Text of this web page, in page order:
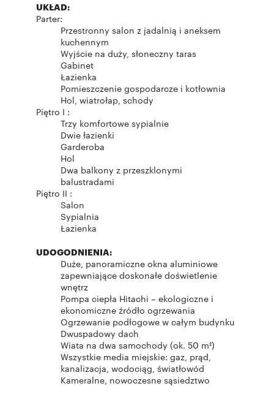
UKŁAD:
Parter:
Przestronny salon z jadalnią i aneksem
kuchennym
Wyjście na duży, słoneczny taras
Gabinet
Łazienka
Pomieszczenie gospodarcze i kotłownia
Hol, wiatrołap, schody
Piętro I :
Trzy komfortowe sypialnie
Dwie łazienki
Garderoba
Hol
Dwa balkony z przeszklonymi
balustradami
Piętro II :
Salon
Sypialnia
Łazienka
UDOGODNIENIA:
Duże, panoramiczne okna aluminiowe
zapewniające doskonałe doświetlenie
wnętrz
Pompa ciepła Hitachi – ekologiczne i
ekonomiczne źródło ogrzewania
Ogrzewanie podłogowe w całym budynku
Dwuspadowy dach
Wiata na dwa samochody (ok. 50 m²)
Wszystkie media miejskie: gaz, prąd,
kanalizacja, wodociąg, światłowód
Kameralne, nowoczesne sąsiedztwo